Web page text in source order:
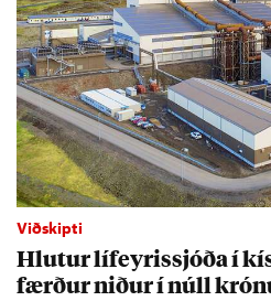
Viðskipti
Hlut­ur líf­eyr­is­sjóða í
færð­ur nið­ur í núll